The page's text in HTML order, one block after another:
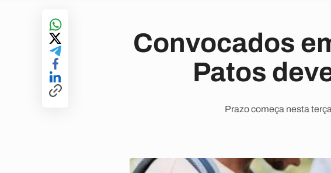
Convocados
Patos
Prazo começa nesta